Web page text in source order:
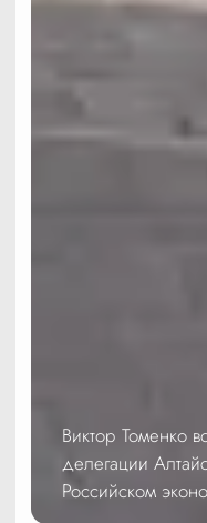
Виктор Томенко
делегации
Российском